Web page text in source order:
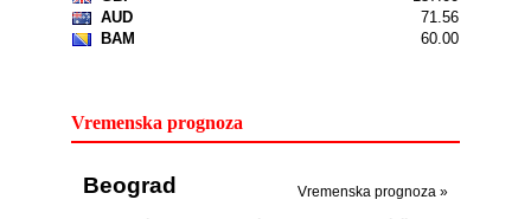
Vremenska prognoza